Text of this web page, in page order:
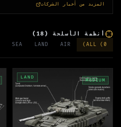
المزيد من أخبار الشركات
أنظمة الأسلحة (
18
)
ALL ( 0
)
AIR
LAND
SEA
LAND
MEDIUM